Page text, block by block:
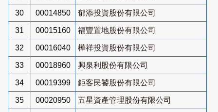
30 00014850 郁添投資股份有限公司
31 00015160 福豐置地股份有限公司
32 00016040 樺祥投資股份有限公司
33 00018960 興泉利股份有限公司
34 00019399 鉅客民饕股份有限公司
35 00020950 五星資產管理股份有限公司